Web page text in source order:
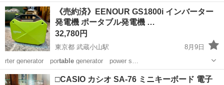
《売約済》EENOUR GS1800i インバーター
発電機 ポータブル発電機 …
32,780円
東京都 武蔵小山駅
8月9日
rter generator portablegenerator power s…
東京 品川区 インバーター
□CASIO カシオ SA-76 ミニキーボード 電子